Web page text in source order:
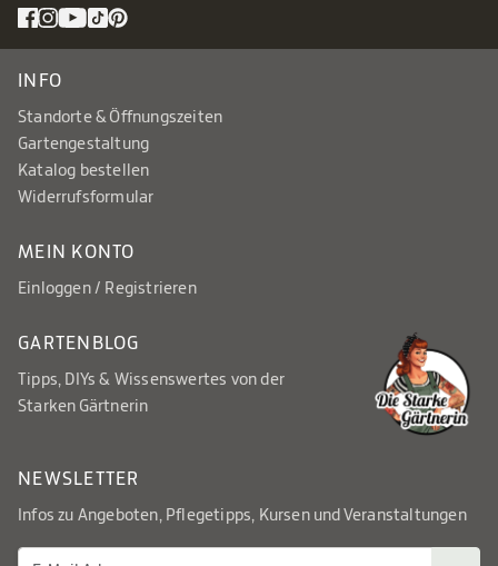
INFO
Standorte & Öffnungszeiten
Gartengestaltung
Katalog bestellen
Widerrufsformular
MEIN KONTO
Einloggen / Registrieren
GARTENBLOG
Tipps, DIYs & Wissenswertes von der
Starken Gärtnerin
NEWSLETTER
Infos zu Angeboten, Pflegetipps, Kursen und Veranstaltungen